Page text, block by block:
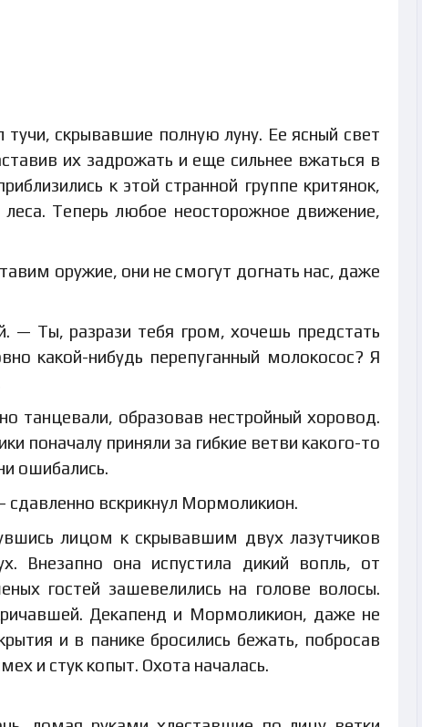
скрывавшие полную луну. Ее ясный свет
их задрожать и еще сильнее вжаться в
к этой странной группе критянок,
Теперь любое неосторожное движение,
оружие, они не смогут догнать нас, даже
Ты, разрази тебя гром, хочешь предстать
какой-нибудь перепуганный молокосос? Я
танцевали, образовав нестройный хоровод.
поначалу приняли за гибкие ветви какого-то
ошибались.
вскрикнул Мормоликион.
лицом к скрывавшим двух лазутчиков
Внезапно она испустила дикий вопль, от
гостей зашевелились на голове волосы.
Декапенд и Мормоликион, даже не
и в панике бросились бежать, побросав
и стук копыт. Охота началась.